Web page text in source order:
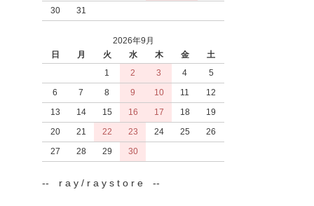
30
31
2026年9月
日
月 火 水 木 金
土
1
2 3 4
5
6
7 8 9 10 11
12
13
14 15 16 17 18
19
20
21 22 23 24 25
26
27
28 29 30
-- r a y / r a y s t o r e --